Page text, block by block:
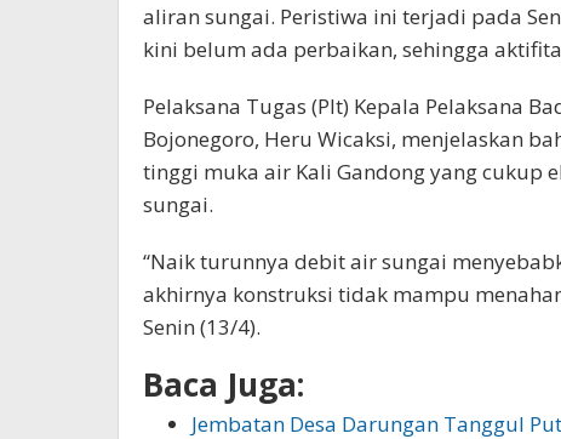
aliran sungai. Peristiwa ini terjadi pada
kini belum ada perbaikan, sehingga
Pelaksana Tugas (Plt) Kepala Pelaksana
Bojonegoro, Heru Wicaksi, menjelaskan
tinggi muka air Kali Gandong yang cukup
sungai.
“Naik turunnya debit air sungai
akhirnya konstruksi tidak mampu
Senin (13/4).
Baca Juga:
Jembatan Desa Darungan Tanggul